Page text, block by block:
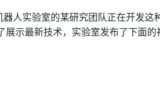
器人实验室的某研究团队正在开发
示最新技术，实验室发布了下面的